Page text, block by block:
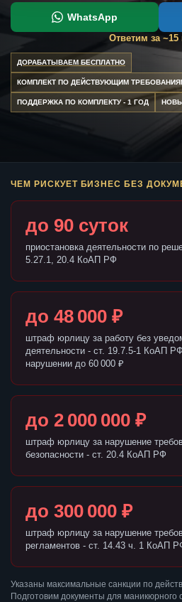
WhatsApp
Ответим за ~15
ДОРАБАТЫВАЕМ БЕСПЛАТНО
КОМПЛЕКТ ПО ДЕЙСТВУЮЩИМ
ПОДДЕРЖКА ПО КОМПЛЕКТУ - 1 ГОД
ЧЕМ РИСКУЕТ БИЗНЕС БЕЗ
до 90 суток
приостановка деятельности по
5.27.1, 20.4 КоАП РФ
до 48 000 ₽
штраф юрлицу за работу без
деятельности - ст. 19.7.5-1 КоАП
нарушении до 60 000 ₽
до 2 000 000 ₽
штраф юрлицу за нарушение
безопасности - ст. 20.4 КоАП РФ
до 300 000 ₽
штраф юрлицу за нарушение
регламентов - ст. 14.43 ч. 1 КоАП
Указаны максимальные санкции по
Подготовим документы для маникюрного